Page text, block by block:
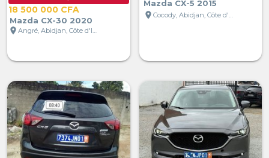
18 500 000 CFA
Mazda CX-30 2020
location_on
Angré, Abidjan, Côte d'Ivoire
Mazda CX-5 2015
location_on
Cocody, Abidjan, Côte d'Ivoire